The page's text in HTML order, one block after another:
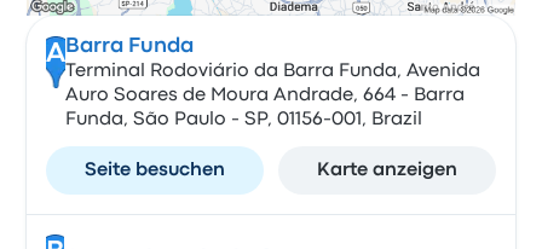
A Barra Funda
Terminal Rodoviário da Barra Funda, Avenida
Auro Soares de Moura Andrade, 664 - Barra
Funda, São Paulo - SP, 01156-001, Brazil
Seite besuchen Karte anzeigen